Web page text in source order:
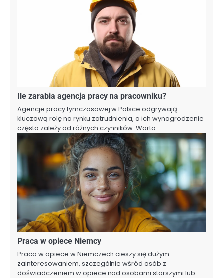
Ile zarabia agencja pracy na pracowniku?
Agencje pracy tymczasowej w Polsce odgrywają
kluczową rolę na rynku zatrudnienia, a ich wynagrodzenie
często zależy od różnych czynników. Warto…
Praca w opiece Niemcy
Praca w opiece w Niemczech cieszy się dużym
zainteresowaniem, szczególnie wśród osób z
doświadczeniem w opiece nad osobami starszymi lub…